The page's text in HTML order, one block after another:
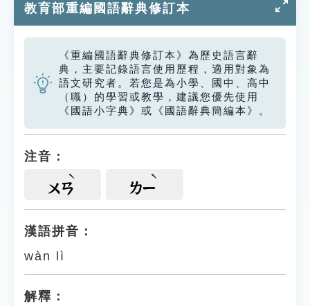
單字索引
生命大百科索引
遊戲專區
教學應用
貓頭鷹博士
教育部重編國語辭典修訂本
《重編國語辭典修訂本》為歷史語言辭
典，主要記錄語言使用歷程，適用對象為
語文研究者。若您是為小學、國中、高中
（職）的學習或教學，建議您優先使用
《國語小字典》或《國語辭典簡編本》。
注音：
ㄨㄢ ㄌㄧ
漢語拼音：
wàn lì
解釋：